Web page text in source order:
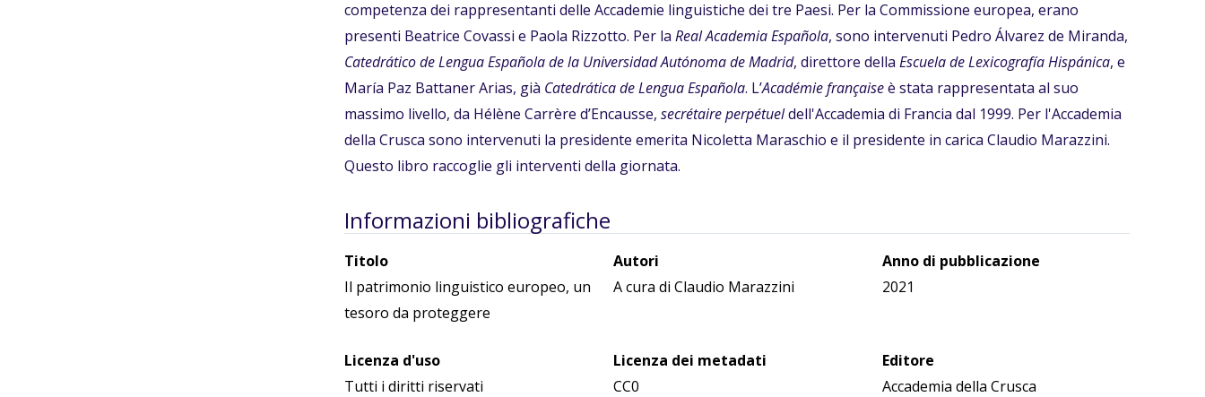
competenza dei rappresentanti delle Accademie linguistiche dei tre Paesi. Per la Commissione europea, erano
presenti Beatrice Covassi e Paola Rizzotto. Per la Real Academia Española, sono intervenuti Pedro Álvarez de Miranda,
Catedrático de Lengua Española de la Universidad Autónoma de Madrid, direttore della Escuela de Lexicografía Hispánica, e
María Paz Battaner Arias, già Catedrática de Lengua Española. L’Académie françaiseè stata rappresentata al suo
massimo livello, da Hélène Carrère d’Encausse, secrétaire perpétueldell'Accademia di Francia dal 1999. Per l'Accademia
della Crusca sono intervenuti la presidente emerita Nicoletta Maraschio e il presidente in carica Claudio Marazzini.
Questo libro raccoglie gli interventi della giornata.
Informazioni bibliografiche
Titolo
Il patrimonio linguistico europeo, un
tesoro da proteggere
Autori
A cura di Claudio Marazzini
Anno di pubblicazione
2021
Licenza d'uso
Tutti i diritti riservati
Licenza dei metadati
CC0
Editore
Accademia della Crusca